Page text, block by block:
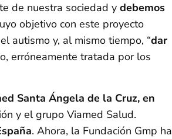
de nuestra sociedad y debemos
objetivo con este proyecto
autismo y, al mismo tiempo, “dar
erróneamente tratada por los
Santa Ángela de la Cruz, en
y el grupo Viamed Salud.
. Ahora, la Fundación Gmp ha